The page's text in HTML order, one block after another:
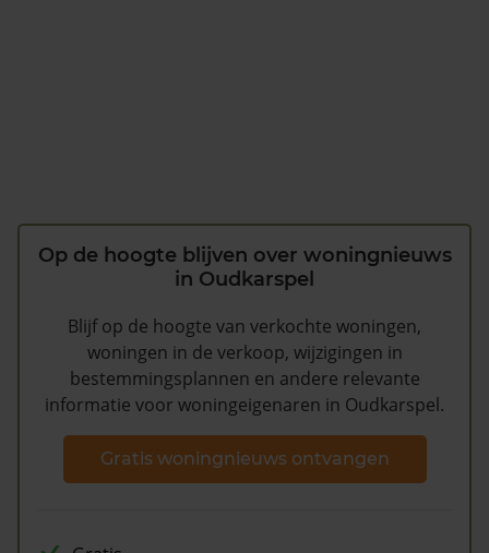
Op de hoogte blijven over woningnieuws
in Oudkarspel
Blijf op de hoogte van verkochte woningen,
woningen in de verkoop, wijzigingen in
bestemmingsplannen en andere relevante
informatie voor woningeigenaren in Oudkarspel.
Gratis woningnieuws ontvangen